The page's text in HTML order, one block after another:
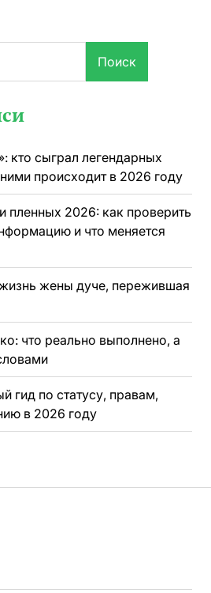
Поиск
кто сыграл легендарных
происходит в 2026 году
пленных 2026: как проверить
и что меняется
жены дуче, пережившая
что реально выполнено, а
гид по статусу, правам,
в 2026 году